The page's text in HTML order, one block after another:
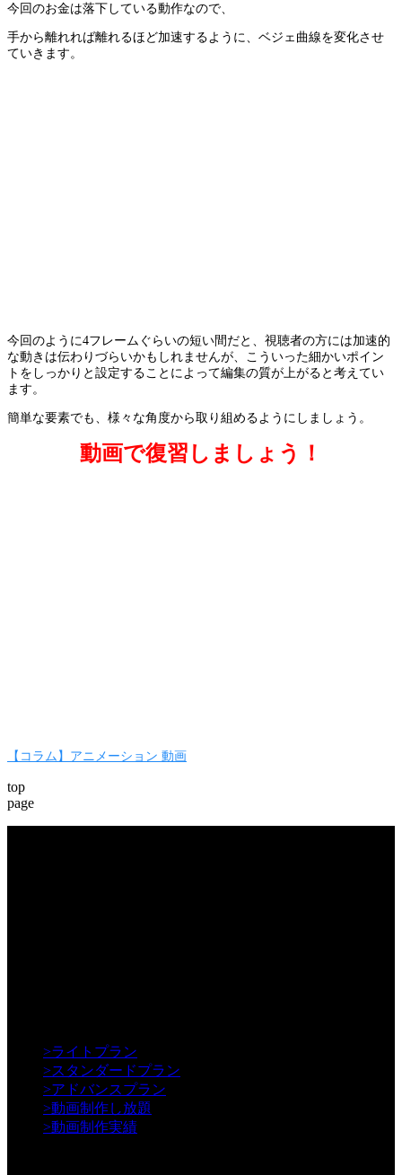
今回のお金は落下している動作なので、
手から離れれば離れるほど加速するように、ベジェ曲線を変化させ
ていきます。
今回のように4フレームぐらいの短い間だと、視聴者の方には加速的
な動きは伝わりづらいかもしれませんが、こういった細かいポイン
トをしっかりと設定することによって編集の質が上がると考えてい
ます。
簡単な要素でも、様々な角度から取り組めるようにしましょう。
動画で復習しましょう！
【コラム】アニメーション 動画
top
page
>ライトプラン
>スタンダードプラン
>アドバンスプラン
>動画制作し放題
>動画制作実績